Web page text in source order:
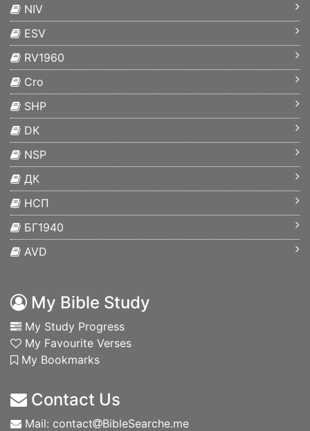
NIV
ESV
RV1960
Cro
SHP
DK
NSP
ДК
НСП
БГ1940
AVD
My Bible Study
My Study Progress
My Favourite Verses
My Bookmarks
Contact Us
Mail: contact BibleSearche.me